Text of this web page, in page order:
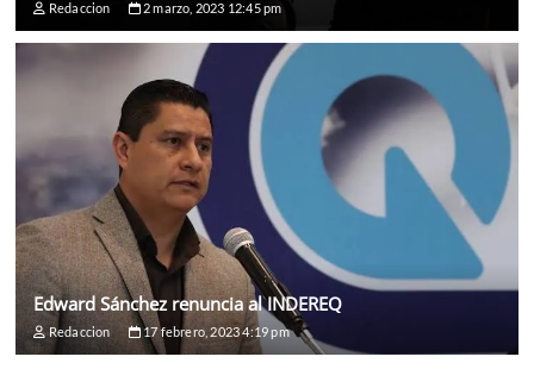
Redaccion 2 marzo, 2023 12:45 pm
Edward Sánchez renuncia al INDEREQ
Redaccion 17 febrero, 2023 4:19 pm